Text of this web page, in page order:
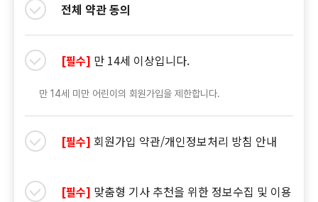
전체 약관 동의
[필수] 만 14세 이상입니다.
만 14세 미만 어린이의 회원가입을 제한합니다.
[필수] 회원가입 약관/개인정보처리 방침 안내
[필수] 맞춤형 기사 추천을 위한 정보수집 및 이용